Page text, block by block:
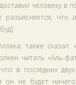
человеку в
также
читать «Аль-
в последних
не будет